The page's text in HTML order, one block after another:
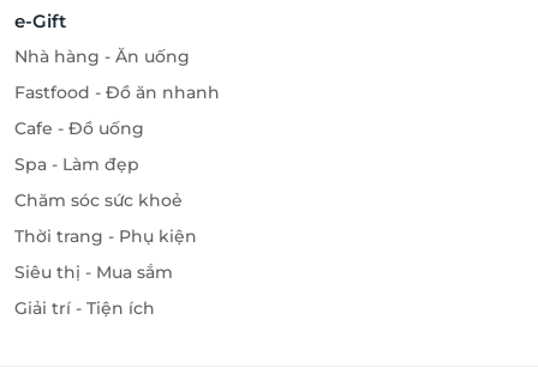
e-Gift
Nhà hàng - Ăn uống
Fastfood - Đồ ăn nhanh
Cafe - Đồ uống
Spa - Làm đẹp
Chăm sóc sức khoẻ
Thời trang - Phụ kiện
Siêu thị - Mua sắm
Giải trí - Tiện ích